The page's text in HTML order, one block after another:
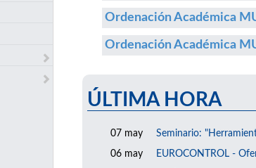
Ordenación Académica
Ordenación Académica
ÚLTIMA HORA
07 may Seminario:
06 may EUROCONTROL -